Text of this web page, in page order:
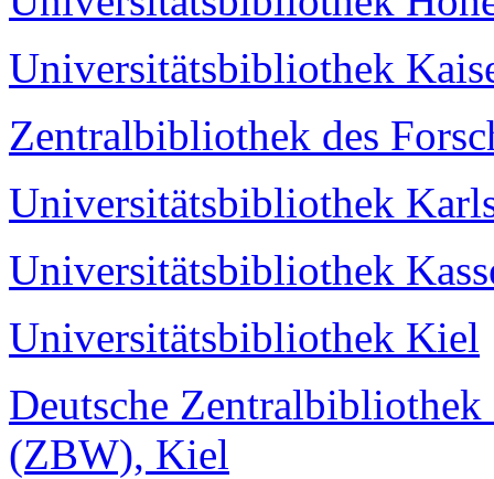
Universitätsbibliothek
Zentralbibliothek des
Universitätsbibliothek
Universitätsbibliothek
Universitätsbibliothek Kiel
Deutsche
(ZBW), Kiel